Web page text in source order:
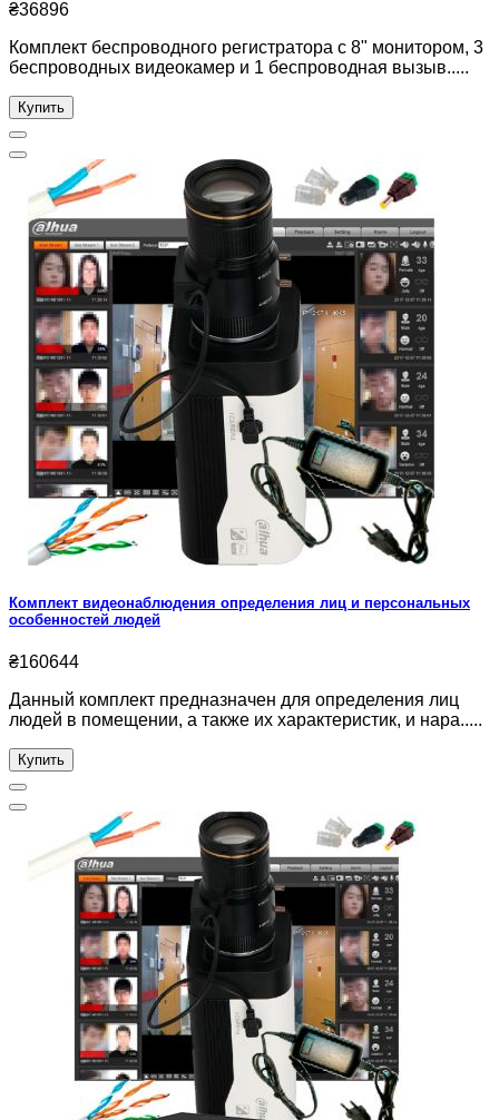
₴36896
Комплект беспроводного регистратора с 8" монитором, 3
беспроводных видеокамер и 1 беспроводная вызыв.....
Купить
Комплект видеонаблюдения определения лиц и персональных
особенностей людей
₴160644
Данный комплект предназначен для определения лиц
людей в помещении, а также их характеристик, и нара.....
Купить